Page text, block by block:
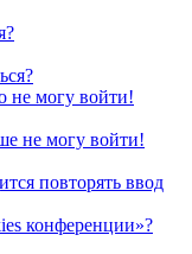
не могу войти!
не могу войти!
повторять ввод
конференции»?